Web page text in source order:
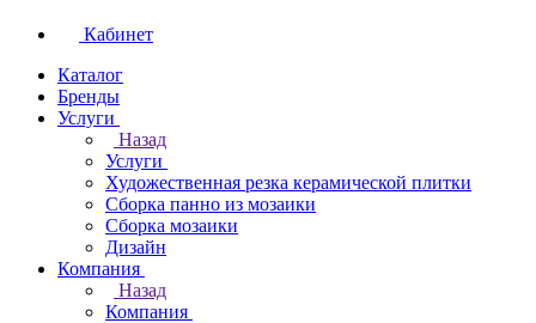
Кабинет
Каталог
Бренды
Услуги
Назад
Услуги
Художественная резка керамической плитки
Сборка панно из мозаики
Сборка мозаики
Дизайн
Компания
Назад
Компания